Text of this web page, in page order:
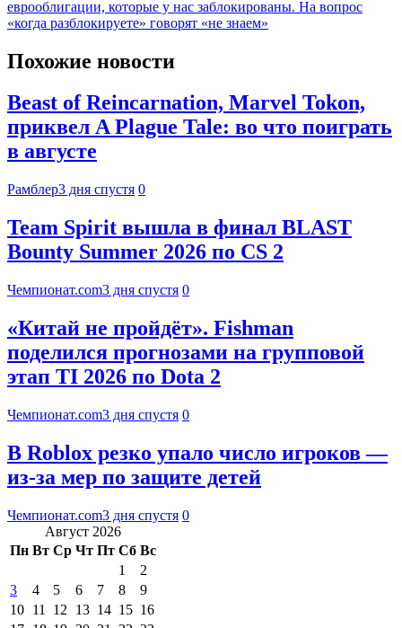
еврооблигации, которые у нас заблокированы. На вопрос
«когда разблокируете» говорят «не знаем»
Похожие новости
Beast of Reincarnation, Marvel Tokon,
приквел A Plague Tale: во что поиграть
в августе
Рамблер3 дня спустя 0
Team Spirit вышла в финал BLAST
Bounty Summer 2026 по CS 2
Чемпионат.com3 дня спустя 0
«Китай не пройдёт». Fishman
поделился прогнозами на групповой
этап TI 2026 по Dota 2
Чемпионат.com3 дня спустя 0
В Roblox резко упало число игроков —
из-за мер по защите детей
Чемпионат.com3 дня спустя 0
Август 2026
Пн Вт Ср Чт Пт Сб Вс
1
2
3
4 5 6 7 8
9
10 11 12 13 14 15 16